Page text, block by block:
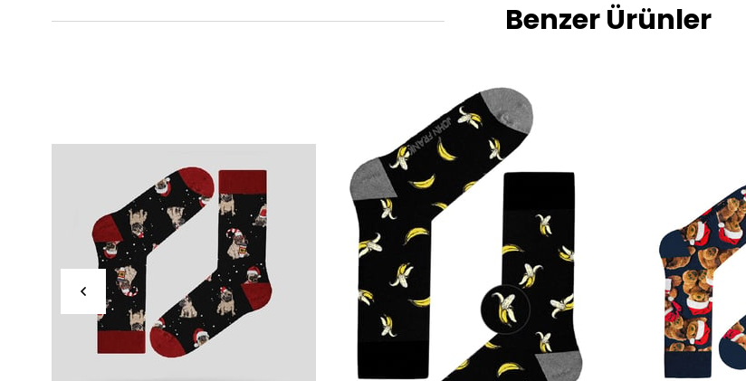
Benzer Ürünler